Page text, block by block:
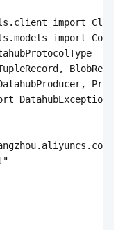
import
import
DatahubException